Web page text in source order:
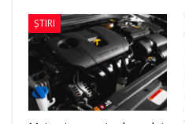
ȘTIRI